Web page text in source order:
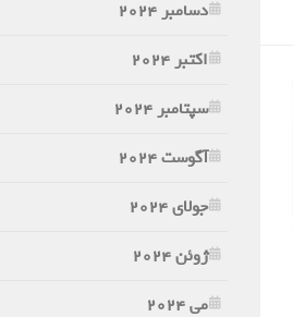
دسامبر 2024
اکتبر 2024
سپتامبر 2024
آگوست 2024
جولای 2024
ژوئن 2024
می 2024